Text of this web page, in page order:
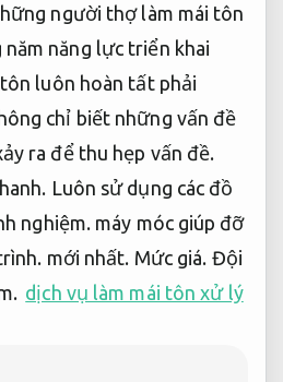
người thợ làm mái tôn
năm năng lực triển khai
luôn hoàn tất phải
chỉ biết những vấn đề
ra để thu hẹp vấn đề.
Luôn sử dụng các đồ
nghiệm. máy móc giúp đỡ
mới nhất. Mức giá. Đội
dịch vụ làm mái tôn xử lý